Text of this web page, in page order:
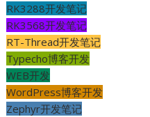
RK3288开发笔记
RK3568开发笔记
RT-Thread开发笔记
Typecho博客开发
WEB开发
WordPress博客开发
Zephyr开发笔记